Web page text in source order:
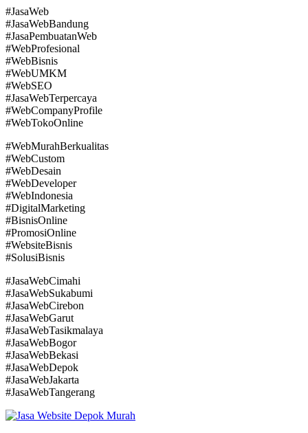
#JasaWeb
#JasaWebBandung
#JasaPembuatanWeb
#WebProfesional
#WebBisnis
#WebUMKM
#WebSEO
#JasaWebTerpercaya
#WebCompanyProfile
#WebTokoOnline
#WebMurahBerkualitas
#WebCustom
#WebDesain
#WebDeveloper
#WebIndonesia
#DigitalMarketing
#BisnisOnline
#PromosiOnline
#WebsiteBisnis
#SolusiBisnis
#JasaWebCimahi
#JasaWebSukabumi
#JasaWebCirebon
#JasaWebGarut
#JasaWebTasikmalaya
#JasaWebBogor
#JasaWebBekasi
#JasaWebDepok
#JasaWebJakarta
#JasaWebTangerang